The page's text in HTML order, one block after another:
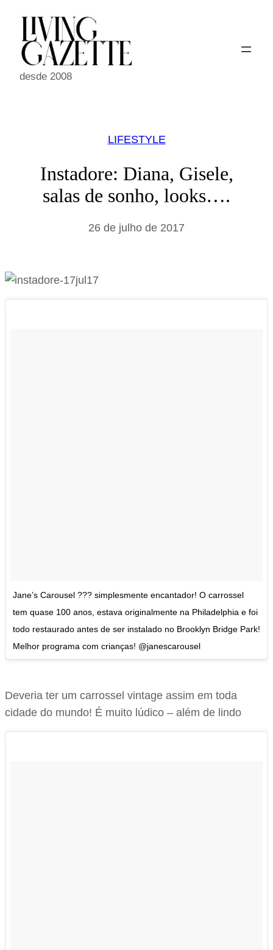
conteúdo
desde 2008
LIFESTYLE
Instadore: Diana, Gisele,
salas de sonho, looks….
26 de julho de 2017
Jane’s Carousel ??? simplesmente encantador! O carrossel
tem quase 100 anos, estava originalmente na Philadelphia e foi
todo restaurado antes de ser instalado no Brooklyn Bridge Park!
Melhor programa com crianças! @janescarousel
Deveria ter um carrossel vintage assim em toda
cidade do mundo! É muito lúdico – além de lindo